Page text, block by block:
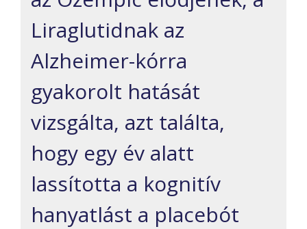
Liraglutidnak az
Alzheimer-kórra
gyakorolt hatását
vizsgálta, azt találta,
hogy egy év alatt
lassította a kognitív
hanyatlást a placebót